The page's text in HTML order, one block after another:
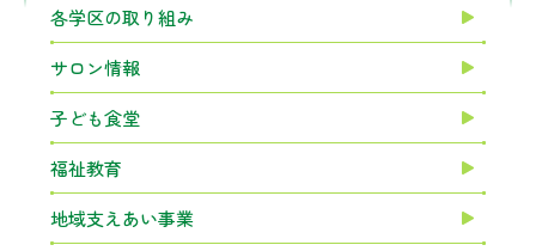
各学区の取り組み
サロン情報
子ども食堂
福祉教育
地域支えあい事業